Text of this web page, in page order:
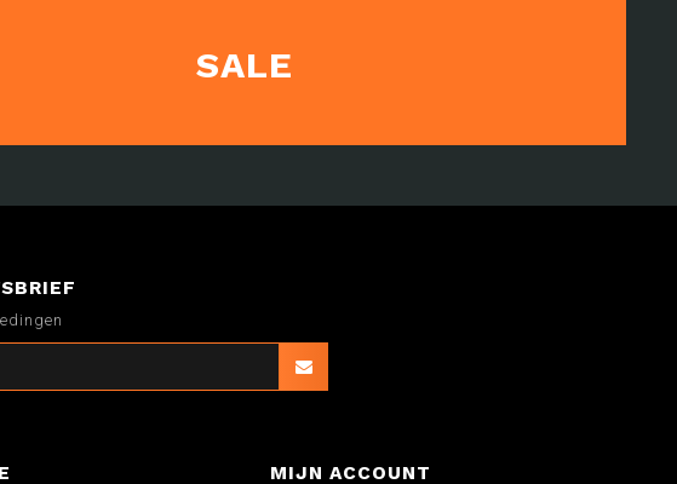
SALE
MIJN ACCOUNT